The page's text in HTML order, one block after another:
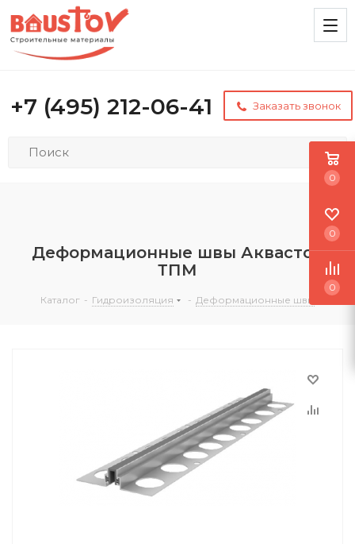
+7 (495) 212-06-41 Заказать звонок
Деформационные швы Аквастоп
ТПМ
Каталог - Гидроизоляция - Деформационные швы
0
0
0